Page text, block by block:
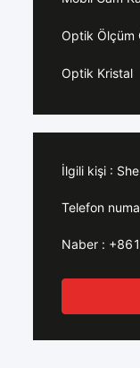
Optik Ölçüm
Optik Kristal
İlgili kişi :
Telefon
Naber :